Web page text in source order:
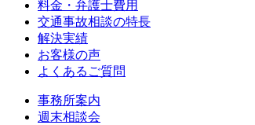
料金・弁護士費用
交通事故相談の特長
解決実績
お客様の声
よくあるご質問
事務所案内
週末相談会